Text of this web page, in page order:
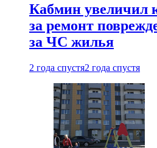
Кабмин увеличил
за ремонт
за ЧС жилья
2 года спустя2 года спустя